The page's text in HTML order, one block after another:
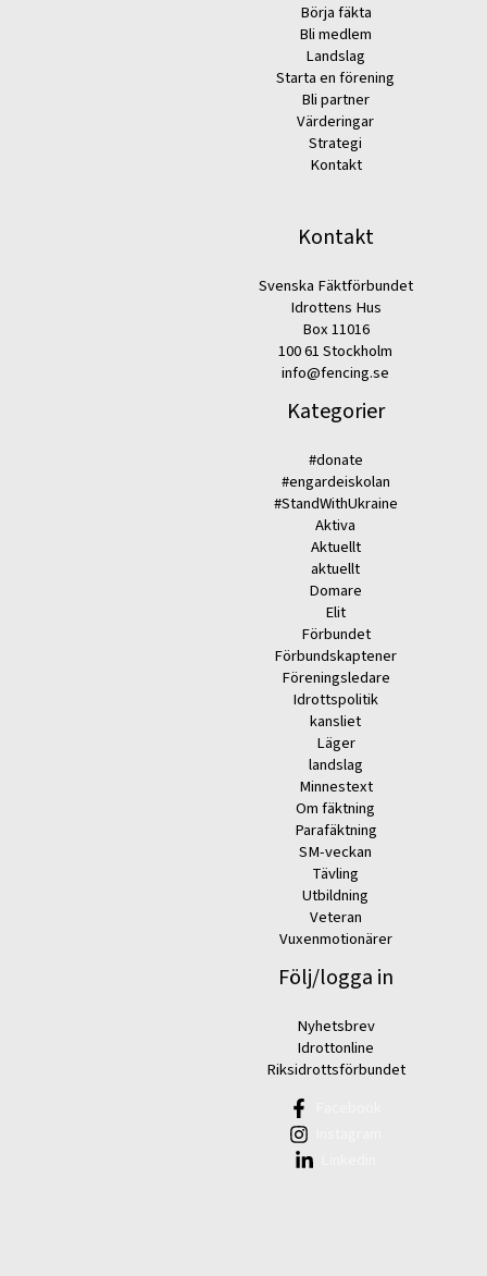
Börja fäkta
Bli medlem
Landslag
Starta en förening
Bli partner
Värderingar
Strategi
Kontakt
Kontakt
Svenska Fäktförbundet
Idrottens Hus
Box 11016
100 61 Stockholm
info@fencing.se
Kategorier
#donate
#engardeiskolan
#StandWithUkraine
Aktiva
Aktuellt
aktuellt
Domare
Elit
Förbundet
Förbundskaptener
Föreningsledare
Idrottspolitik
kansliet
Läger
landslag
Minnestext
Om fäktning
Parafäktning
SM-veckan
Tävling
Utbildning
Veteran
Vuxenmotionärer
Följ/logga in
Nyhetsbrev
Idrottonline
Riksidrottsförbundet